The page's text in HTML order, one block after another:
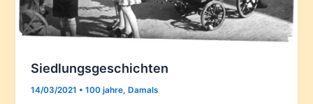
Siedlungsgeschichten
14/03/2021 •100 jahre, Damals